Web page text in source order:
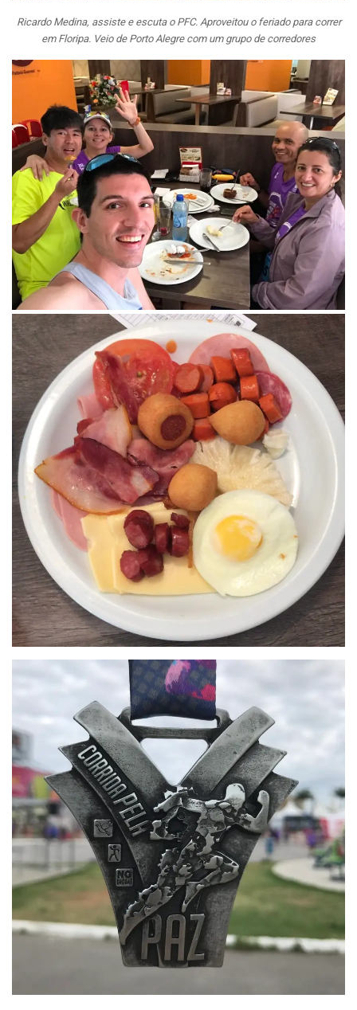
Ricardo Medina, assiste e escuta o PFC. Aproveitou o feriado para correr
em Floripa. Veio de Porto Alegre com um grupo de corredores